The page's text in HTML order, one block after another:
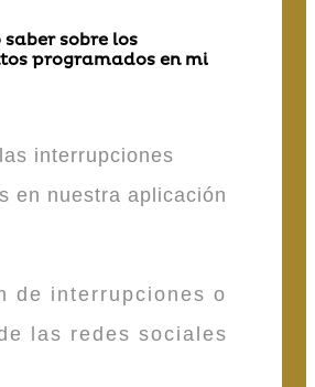
saber sobre los
programados en mi
interrupciones
en nuestra aplicación
interrupciones o
las redes sociales